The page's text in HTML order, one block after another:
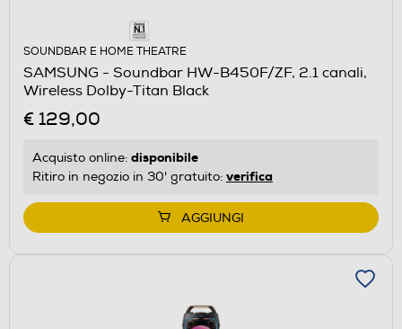
SOUNDBAR E HOME THEATRE
SAMSUNG - Soundbar HW-B450F/ZF, 2.1 canali,
Wireless Dolby-Titan Black
€ 129,00
Acquisto online: disponibile
Ritiro in negozio in 30' gratuito: verifica
AGGIUNGI